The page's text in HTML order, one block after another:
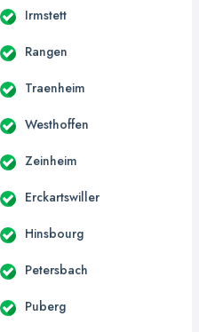
Irmstett
Rangen
Traenheim
Westhoffen
Zeinheim
Erckartswiller
Hinsbourg
Petersbach
Puberg